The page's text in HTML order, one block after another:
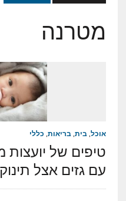
מטרנה
אוכל, בית, בריאות, כללי
טיפים של
עם גזים אצל